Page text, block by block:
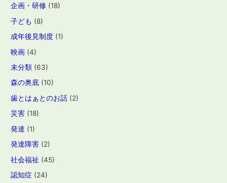
企画・研修 (18)
子ども (8)
成年後見制度 (1)
映画 (4)
未分類 (63)
森の奥底 (10)
歯とはぁとのお話 (2)
災害 (18)
発達 (1)
発達障害 (2)
社会福祉 (45)
認知症 (24)